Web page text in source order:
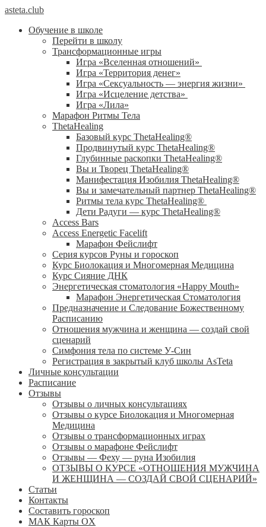
asteta.club
Обучение в школе
Перейти в школу
Трансформационные игры
Игра «Вселенная отношений»
Игра «Территория денег»
Игра «Сексуальность — энергия жизни»
Игра «Исцеление детства»
Игра «Лила»
Марафон Ритмы Тела
ThetaHealing
Базовый курс ThetaHealing®
Продвинутый курс ThetaHealing®
Глубинные раскопки ThetaHealing®
Вы и Творец ThetaHealing®
Манифестация Изобилия ThetaHealing®
Вы и замечательный партнер ThetaHealing®
Ритмы тела курс ThetaHealing®
Дети Радуги — курс ThetaHealing®
Access Bars
Access Energetic Facelift
Марафон Фейслифт
Серия курсов Руны и гороскоп
Курс Биолокация и Многомерная Медицина
Курс Сияние ДНК
Энергетическая стоматология «Happy Mouth»
Марафон Энергетическая Cтоматология
Предназначение и Следование Божественному
Расписанию
Отношения мужчина и женщина — создай свой
сценарий
Симфония тела по системе У-Син
Регистрация в закрытый клуб школы AsTeta
Личные консультации
Расписание
Отзывы
Отзывы о личных консультациях
Отзывы о курсе Биолокация и Многомерная
Медицина
Отзывы о трансформационных играх
Отзывы о марафоне Фейслифт
Отзывы — Феху — руна Изобилия
ОТЗЫВЫ О КУРСЕ «ОТНОШЕНИЯ МУЖЧИНА
И ЖЕНЩИНА — СОЗДАЙ СВОЙ СЦЕНАРИЙ»
Статьи
Контакты
Составить гороскоп
МАК Карты OХ